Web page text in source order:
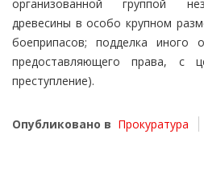
организованной группой
древесины в особо крупном
боеприпасов; подделка иного
предоставляющего права, с
преступление).
Опубликовано в Прокуратура